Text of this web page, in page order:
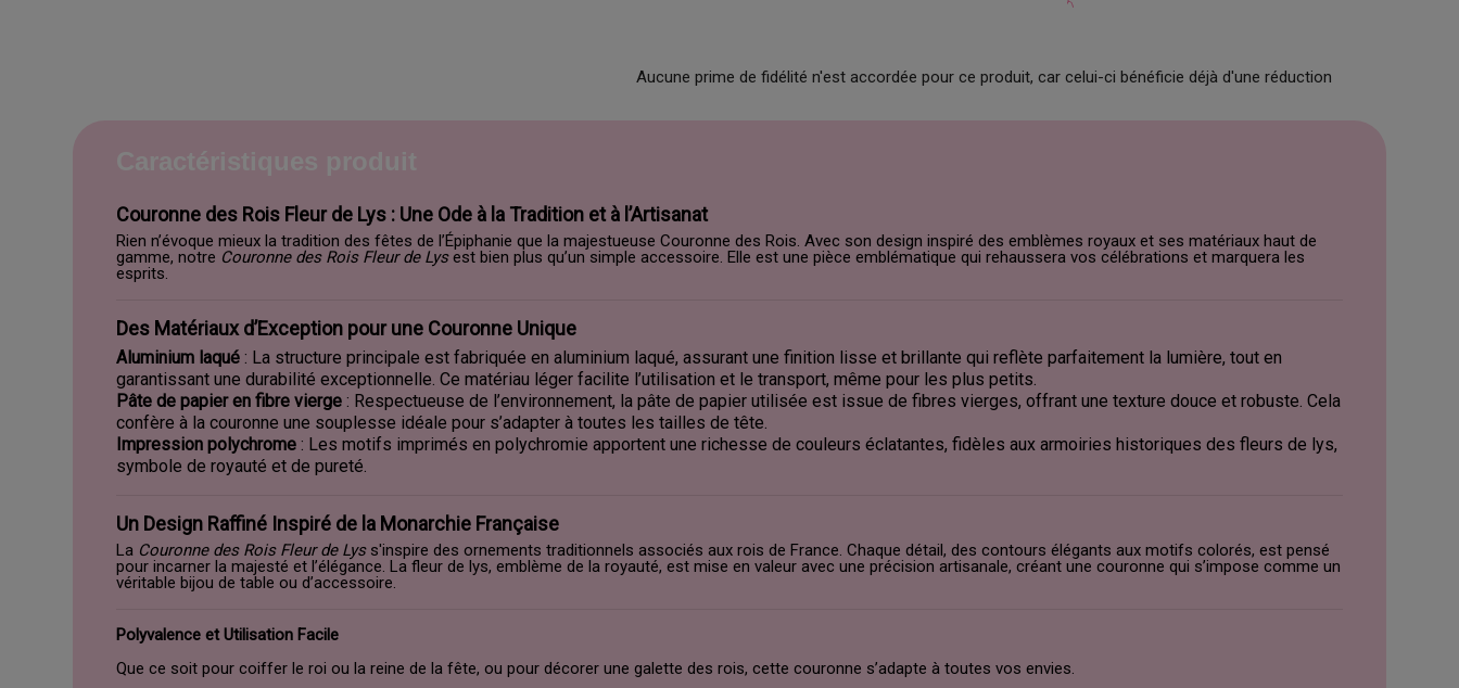
Aucune prime de fidélité n'est accordée pour ce produit, car celui-ci bénéficie déjà d'une réduction
Couronne des Rois Fleur de Lys : Une Ode à la Tradition et à l’Artisanat
Rien n’évoque mieux la tradition des fêtes de l’Épiphanie que la majestueuse Couronne des Rois. Avec son design inspiré des emblèmes royaux et ses matériaux haut de
gamme, notre Couronne des Rois Fleur de Lysest bien plus qu’un simple accessoire. Elle est une pièce emblématique qui rehaussera vos célébrations et marquera les
esprits.
Des Matériaux d’Exception pour une Couronne Unique
Aluminium laqué : La structure principale est fabriquée en aluminium laqué, assurant une finition lisse et brillante qui reflète parfaitement la lumière, tout en
garantissant une durabilité exceptionnelle. Ce matériau léger facilite l’utilisation et le transport, même pour les plus petits.
Pâte de papier en fibre vierge : Respectueuse de l’environnement, la pâte de papier utilisée est issue de fibres vierges, offrant une texture douce et robuste. Cela
confère à la couronne une souplesse idéale pour s’adapter à toutes les tailles de tête.
Impression polychrome : Les motifs imprimés en polychromie apportent une richesse de couleurs éclatantes, fidèles aux armoiries historiques des fleurs de lys,
symbole de royauté et de pureté.
Un Design Raffiné Inspiré de la Monarchie Française
La Couronne des Rois Fleur de Lyss'inspire des ornements traditionnels associés aux rois de France. Chaque détail, des contours élégants aux motifs colorés, est pensé
pour incarner la majesté et l’élégance. La fleur de lys, emblème de la royauté, est mise en valeur avec une précision artisanale, créant une couronne qui s’impose comme un
véritable bijou de table ou d’accessoire.
Polyvalence et Utilisation Facile
Que ce soit pour coiffer le roi ou la reine de la fête, ou pour décorer une galette des rois, cette couronne s’adapte à toutes vos envies.